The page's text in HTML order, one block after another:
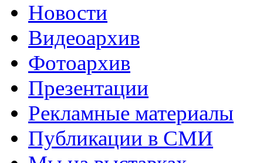
Новости
Видеоархив
Фотоархив
Презентации
Рекламные материалы
Публикации в СМИ